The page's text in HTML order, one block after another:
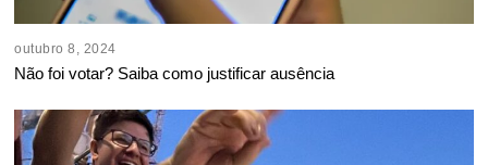
outubro 8, 2024
Não foi votar? Saiba como justificar ausência